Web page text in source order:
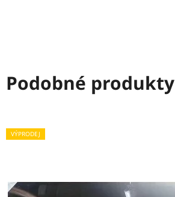
Podobné produkty
VÝPRODEJ